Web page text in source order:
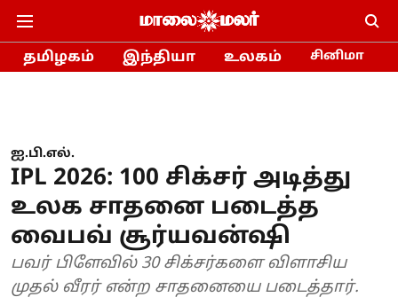
தமிழகம் இந்தியா உலகம் சினிமா
ஐ.பி.எல்.
IPL 2026: 100 சிக்சர் அடித்து
உலக சாதனை படைத்த
வைபவ் சூர்யவன்ஷி
பவர் பிளேவில் 30 சிக்சர்களை விளாசிய
முதல் வீரர் என்ற சாதனையை படைத்தார்.